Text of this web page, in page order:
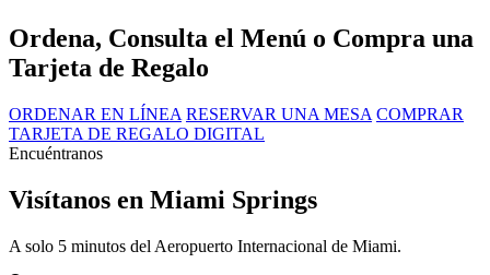
Ordena, Consulta el Menú o Compra una
Tarjeta de Regalo
ORDENAR EN LÍNEA RESERVAR UNA MESA COMPRAR
TARJETA DE REGALO DIGITAL
Encuéntranos
Visítanos en Miami Springs
A solo 5 minutos del Aeropuerto Internacional de Miami.